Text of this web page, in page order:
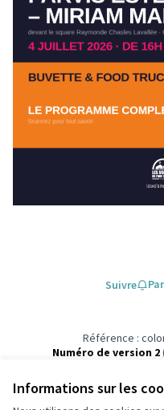
Informations sur les
Suivre
Référence :
Numéro de version 2